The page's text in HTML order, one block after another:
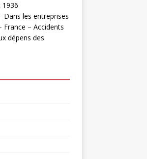
1936
Dans les entreprises
France – Accidents
dépens des